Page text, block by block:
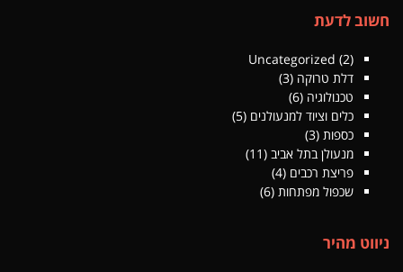
חשוב לדעת
Uncategorized (2)
דלת טרוקה (3)
טכנולוגיה (6)
כלים וציוד למנעולנים (5)
כספות (3)
מנעולן בתל אביב (11)
פריצת רכבים (4)
שכפול מפתחות (6)
ניווט מהיר